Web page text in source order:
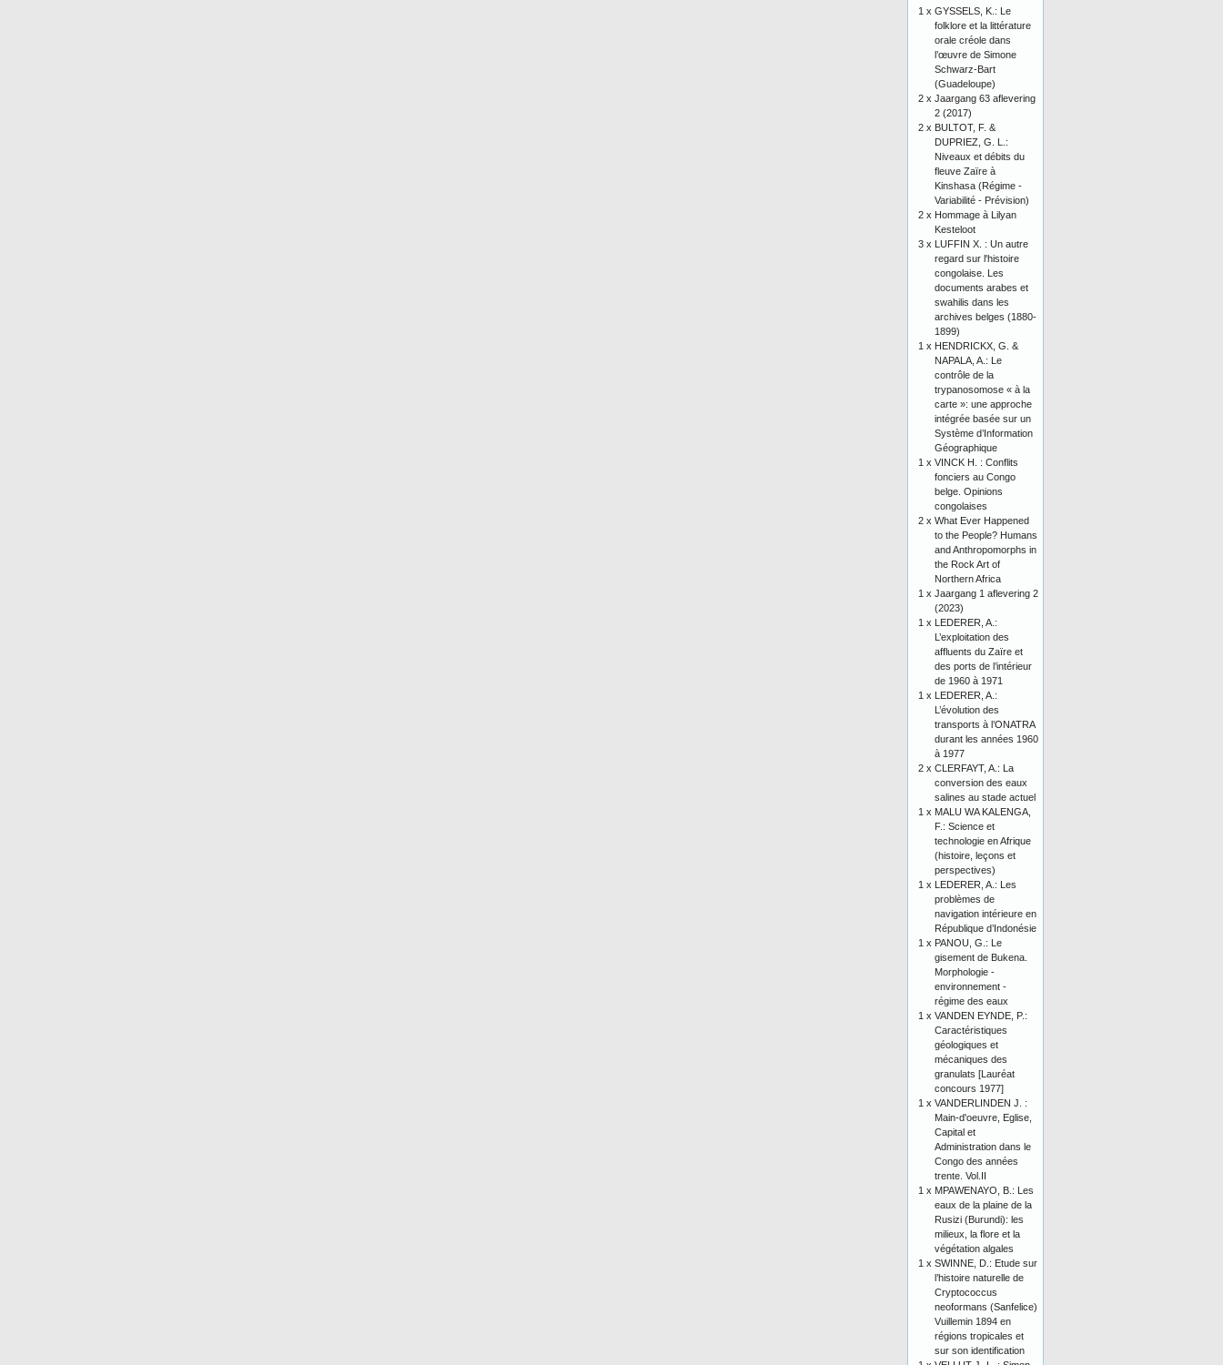
1 x GYSSELS, K.: Le
folklore et la littérature
orale créole dans
l’œuvre de Simone
Schwarz-Bart
(Guadeloupe)
2 x Jaargang 63 aflevering
2 (2017)
2 x BULTOT, F. &
DUPRIEZ, G. L.:
Niveaux et débits du
fleuve Zaïre à
Kinshasa (Régime -
Variabilité - Prévision)
2 x Hommage à Lilyan
Kesteloot
3 x LUFFIN X. : Un autre
regard sur l'histoire
congolaise. Les
documents arabes et
swahilis dans les
archives belges (1880-
1899)
1 x HENDRICKX, G. &
NAPALA, A.: Le
contrôle de la
trypanosomose « à la
carte »: une approche
intégrée basée sur un
Système d’Information
Géographique
1 x VINCK H. : Conflits
fonciers au Congo
belge. Opinions
congolaises
2 x What Ever Happened
to the People? Humans
and Anthropomorphs in
the Rock Art of
Northern Africa
1 x Jaargang 1 aflevering 2
(2023)
1 x LEDERER, A.:
L’exploitation des
affluents du Zaïre et
des ports de l’intérieur
de 1960 à 1971
1 x LEDERER, A.:
L’évolution des
transports à l’ONATRA
durant les années 1960
à 1977
2 x CLERFAYT, A.: La
conversion des eaux
salines au stade actuel
1 x MALU WA KALENGA,
F.: Science et
technologie en Afrique
(histoire, leçons et
perspectives)
1 x LEDERER, A.: Les
problèmes de
navigation intérieure en
République d’Indonésie
1 x PANOU, G.: Le
gisement de Bukena.
Morphologie -
environnement -
régime des eaux
1 x VANDEN EYNDE, P.:
Caractéristiques
géologiques et
mécaniques des
granulats [Lauréat
concours 1977]
1 x VANDERLINDEN J. :
Main-d'oeuvre, Eglise,
Capital et
Administration dans le
Congo des années
trente. Vol.II
1 x MPAWENAYO, B.: Les
eaux de la plaine de la
Rusizi (Burundi): les
milieux, la flore et la
végétation algales
1 x SWINNE, D.: Etude sur
l’histoire naturelle de
Cryptococcus
neoformans (Sanfelice)
Vuillemin 1894 en
régions tropicales et
sur son identification